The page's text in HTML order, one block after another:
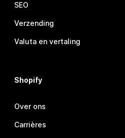
SEO
Verzending
Valuta en vertaling
Shopify
Over ons
Carrières